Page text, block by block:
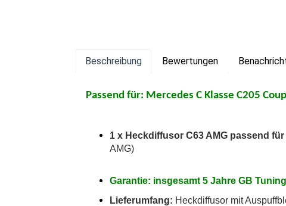
Beschreibung Bewertungen
Passend für: Mercedes C Klasse C205
1 x Heckdiffusor C63 AMG passend
AMG)
Garantie: insgesamt 5 Jahre GB
Lieferumfang: Heckdiffusor mit